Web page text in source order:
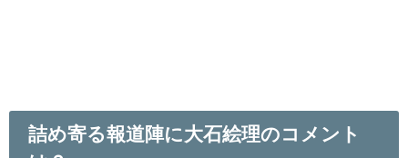
詰め寄る報道陣に大石絵理のコメント